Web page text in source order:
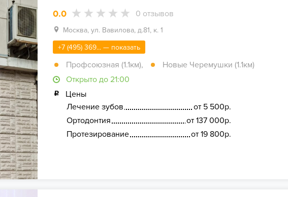
0.0 0 отзывов
Москва, ул. Вавилова, д.81, к. 1
+7 (495) 369... — показать
Профсоюзная (1.1км),
Новые Черемушки (1.1км)
Открыто до 21:00
Цены
Лечение зубов
от 5 500р.
Ортодонтия
от 137 000р.
Протезирование
от 19 800р.